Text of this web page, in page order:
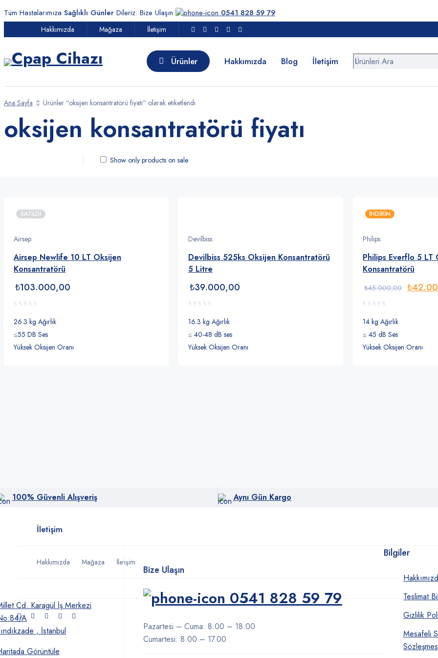
Tüm Hastalarımıza Sağlıklı Günler Dileriz. Bize Ulaşın 0541 828 59 79
Oksijen Konsantratörleri
Ev Tipi Oksijen Konsantratörleri
Taşınabilir Oksijen Konsantratörleri
Oksijen Tüpleri
Cpap Cihazları
Cpap Cihazları
Standart Cpap Cihazları
Bpap Cihazları
Bpap S
Bpap ST
Burun Maskesi
Manuel Tekerlekli Sandalyeler
İletişim
Hakkımızda Mağaza İletişim
Hakkımızda Mağaza İletişim
Ürünler Hakkımızda Blog İletişim
Ana Sayfa Ürünler “oksijen konsantratörü fiyatı” olarak etiketlendi
oksijen konsantratörü fiyatı
Show only products on sale
SATILDI
Airsep
Airsep Newlife 10 LT Oksijen
Konsantratörü
₺103.000,00
26.3 kg Ağırlık
≤55 DB Ses
Yüksek Oksijen Oranı
Devilbiss
Devilbiss 525ks Oksijen Konsantratörü
5 Litre
₺39.000,00
16.3 kg Ağırlık
≤ 40-48 dB ses
Yüksek Oksijen Oranı
İNDIRIM
Philips
Philips Everflo 5 LT
Konsantratörü
₺45.000,00 Orijinal
₺
14 kg Ağırlık
≤ 45 dB Ses
Yüksek Oksijen Oranı
100% Güvenli Alışveriş Aynı Gün Kargo
Cd. Karagül İş Merkezi
A
, İstanbul
Görüntüle
Bize Ulaşın
0541 828 59 79
Pazartesi – Cuma: 8.00 – 18.00
Cumartesi: 8.00 – 17.00
Bilgiler
Teslimat
Gizlilik
Mesafeli